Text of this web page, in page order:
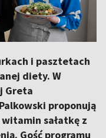
i pasztetach
diety. W
Greta
proponują
sałatkę z
Gość programu